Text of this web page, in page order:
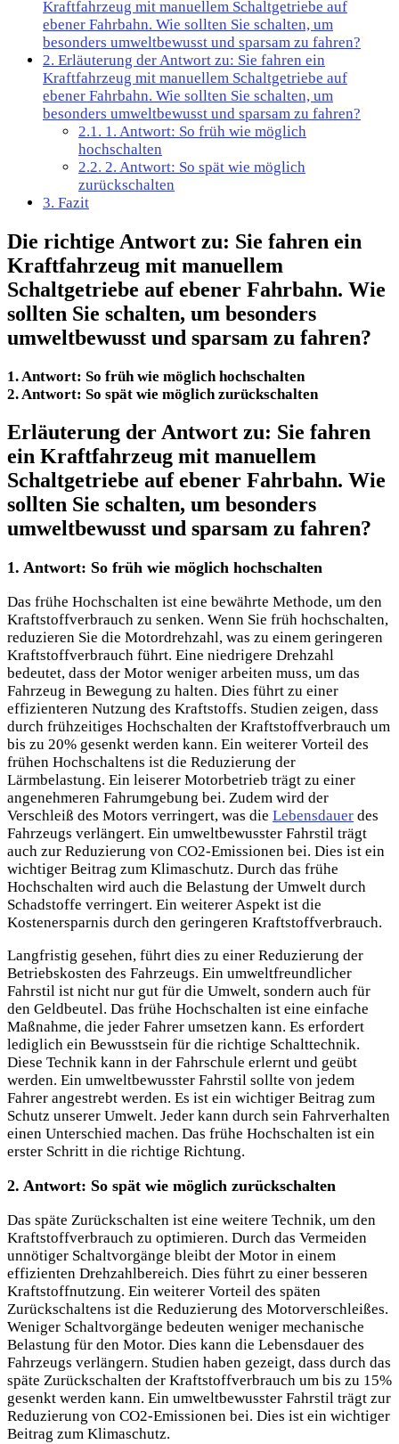
Kraftfahrzeug mit manuellem Schaltgetriebe auf
ebener Fahrbahn. Wie sollten Sie schalten, um
besonders umweltbewusst und sparsam zu fahren?
2. Erläuterung der Antwort zu: Sie fahren ein
Kraftfahrzeug mit manuellem Schaltgetriebe auf
ebener Fahrbahn. Wie sollten Sie schalten, um
besonders umweltbewusst und sparsam zu fahren?
2.1. 1. Antwort: So früh wie möglich
hochschalten
2.2. 2. Antwort: So spät wie möglich
zurückschalten
3. Fazit
Die richtige Antwort zu: Sie fahren ein
Kraftfahrzeug mit manuellem
Schaltgetriebe auf ebener Fahrbahn. Wie
sollten Sie schalten, um besonders
umweltbewusst und sparsam zu fahren?
1. Antwort: So früh wie möglich hochschalten
2. Antwort: So spät wie möglich zurückschalten
Erläuterung der Antwort zu: Sie fahren
ein Kraftfahrzeug mit manuellem
Schaltgetriebe auf ebener Fahrbahn. Wie
sollten Sie schalten, um besonders
umweltbewusst und sparsam zu fahren?
1. Antwort: So früh wie möglich hochschalten
Das frühe Hochschalten ist eine bewährte Methode, um den
Kraftstoffverbrauch zu senken. Wenn Sie früh hochschalten,
reduzieren Sie die Motordrehzahl, was zu einem geringeren
Kraftstoffverbrauch führt. Eine niedrigere Drehzahl
bedeutet, dass der Motor weniger arbeiten muss, um das
Fahrzeug in Bewegung zu halten. Dies führt zu einer
effizienteren Nutzung des Kraftstoffs. Studien zeigen, dass
durch frühzeitiges Hochschalten der Kraftstoffverbrauch um
bis zu 20% gesenkt werden kann. Ein weiterer Vorteil des
frühen Hochschaltens ist die Reduzierung der
Lärmbelastung. Ein leiserer Motorbetrieb trägt zu einer
angenehmeren Fahrumgebung bei. Zudem wird der
Verschleiß des Motors verringert, was die Lebensdauer des
Fahrzeugs verlängert. Ein umweltbewusster Fahrstil trägt
auch zur Reduzierung von CO2-Emissionen bei. Dies ist ein
wichtiger Beitrag zum Klimaschutz. Durch das frühe
Hochschalten wird auch die Belastung der Umwelt durch
Schadstoffe verringert. Ein weiterer Aspekt ist die
Kostenersparnis durch den geringeren Kraftstoffverbrauch.
Langfristig gesehen, führt dies zu einer Reduzierung der
Betriebskosten des Fahrzeugs. Ein umweltfreundlicher
Fahrstil ist nicht nur gut für die Umwelt, sondern auch für
den Geldbeutel. Das frühe Hochschalten ist eine einfache
Maßnahme, die jeder Fahrer umsetzen kann. Es erfordert
lediglich ein Bewusstsein für die richtige Schalttechnik.
Diese Technik kann in der Fahrschule erlernt und geübt
werden. Ein umweltbewusster Fahrstil sollte von jedem
Fahrer angestrebt werden. Es ist ein wichtiger Beitrag zum
Schutz unserer Umwelt. Jeder kann durch sein Fahrverhalten
einen Unterschied machen. Das frühe Hochschalten ist ein
erster Schritt in die richtige Richtung.
2. Antwort: So spät wie möglich zurückschalten
Das späte Zurückschalten ist eine weitere Technik, um den
Kraftstoffverbrauch zu optimieren. Durch das Vermeiden
unnötiger Schaltvorgänge bleibt der Motor in einem
effizienten Drehzahlbereich. Dies führt zu einer besseren
Kraftstoffnutzung. Ein weiterer Vorteil des späten
Zurückschaltens ist die Reduzierung des Motorverschleißes.
Weniger Schaltvorgänge bedeuten weniger mechanische
Belastung für den Motor. Dies kann die Lebensdauer des
Fahrzeugs verlängern. Studien haben gezeigt, dass durch das
späte Zurückschalten der Kraftstoffverbrauch um bis zu 15%
gesenkt werden kann. Ein umweltbewusster Fahrstil trägt zur
Reduzierung von CO2-Emissionen bei. Dies ist ein wichtiger
Beitrag zum Klimaschutz.